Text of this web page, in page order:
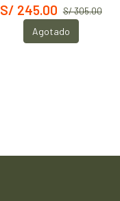
S/ 305.00
S/ 245.00
Agotado